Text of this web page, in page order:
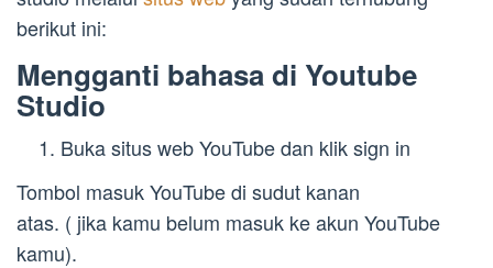
berikut ini:
Mengganti bahasa di Youtube
Studio
Buka situs web YouTube dan klik sign in
Tombol masuk YouTube di sudut kanan
atas. ( jika kamu belum masuk ke akun YouTube
kamu).